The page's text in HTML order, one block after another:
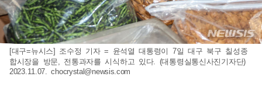
[대구=뉴시스] 조수정 기자 = 윤석열 대통령이 7일 대구 북구 칠성종
합시장을 방문, 전통과자를 시식하고 있다. (대통령실통신사진기자단)
2023.11.07.chocrystal@newsis.com